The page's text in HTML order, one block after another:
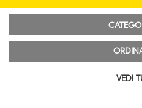
VEDI